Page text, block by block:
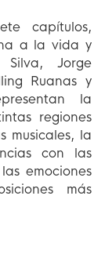
capítulos,
a la vida y
Jorge
Ruanas y
la
regiones
musicales, la
con las
emociones
más